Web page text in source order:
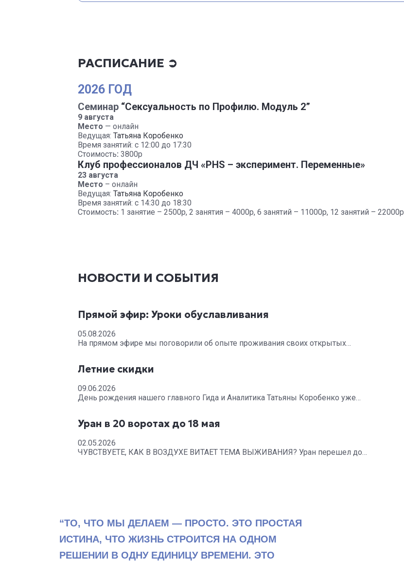
РАСПИСАНИЕ ➲
2026 ГОД
Семинар “Сексуальность по Профилю. Модуль 2”
9 августа
Место — онлайн
Ведущая: Татьяна Коробенко
Время занятий: с 12:00 до 17:30
Стоимость: 3800р
Клуб профессионалов ДЧ «PHS – эксперимент. Переменные»
23 августа
Место – онлайн
Ведущая: Татьяна Коробенко
Время занятий: с 14:30 до 18:30
Стоимость: 1 занятие – 2500р, 2 занятия – 4000р, 6 занятий – 11000р, 12 занятий – 22000р
НОВОСТИ И СОБЫТИЯ
Прямой эфир: Уроки обуславливания
05.08.2026
На прямом эфире мы поговорили об опыте проживания своих открытых…
Летние скидки
09.06.2026
День рождения нашего главного Гида и Аналитика Татьяны Коробенко уже…
Уран в 20 воротах до 18 мая
02.05.2026
ЧУВСТВУЕТЕ, КАК В ВОЗДУХЕ ВИТАЕТ ТЕМА ВЫЖИВАНИЯ? Уран перешел до…
“ТО, ЧТО МЫ ДЕЛАЕМ — ПРОСТО. ЭТО ПРОСТАЯ
ИСТИНА, ЧТО ЖИЗНЬ СТРОИТСЯ НА ОДНОМ
РЕШЕНИИ В ОДНУ ЕДИНИЦУ ВРЕМЕНИ. ЭТО